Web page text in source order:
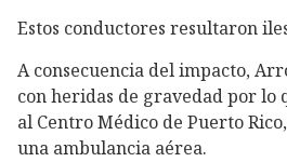
Estos conductores resultaron
A consecuencia del impacto,
con heridas de gravedad por lo
al Centro Médico de Puerto
una ambulancia aérea.